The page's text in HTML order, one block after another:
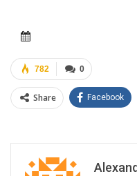
0
782
Share Facebook